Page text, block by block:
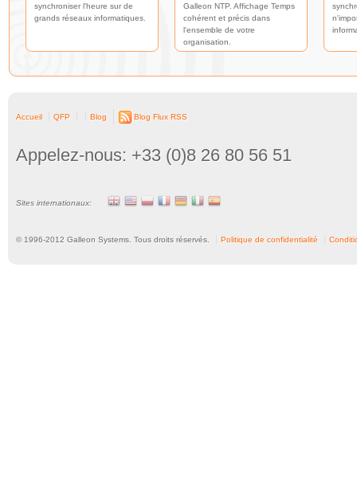
synchroniser l'heure sur de
grands réseaux informatiques.
Galleon NTP. Affichage Temps
cohérent et précis dans
l'ensemble de votre
organisation.
Accueil QFP Blog Blog Flux RSS
Appelez-nous: +33 (0)8 26 80 56 51
Sites internationaux:
© 1996-2012 Galleon Systems. Tous droits réservés. Politique de confidentialité